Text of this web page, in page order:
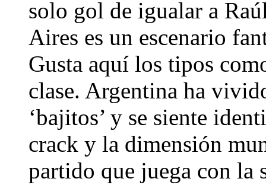
solo gol de igualar a
Aires es un escenario
Gusta aquí los tipos
clase. Argentina ha
‘bajitos’ y se siente
crack y la dimensión
partido que juega con la